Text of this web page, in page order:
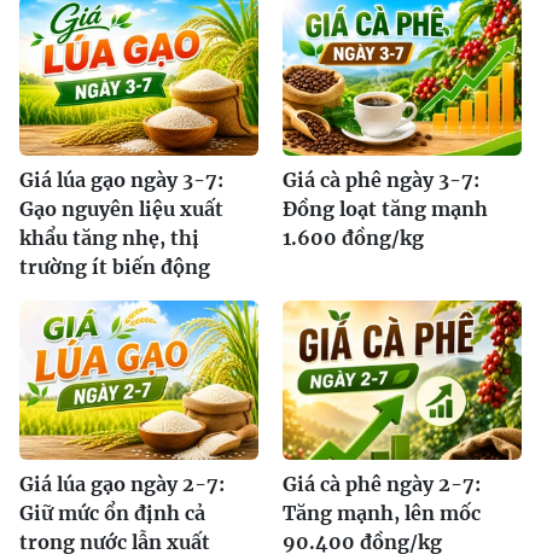
Giá lúa gạo ngày 3-7:
Gạo nguyên liệu xuất
khẩu tăng nhẹ, thị
trường ít biến động
Giá cà phê ngày 3-7:
Đồng loạt tăng mạnh
1.600 đồng/kg
Giá lúa gạo ngày 2-7:
Giữ mức ổn định cả
trong nước lẫn xuất
Giá cà phê ngày 2-7:
Tăng mạnh, lên mốc
90.400 đồng/kg